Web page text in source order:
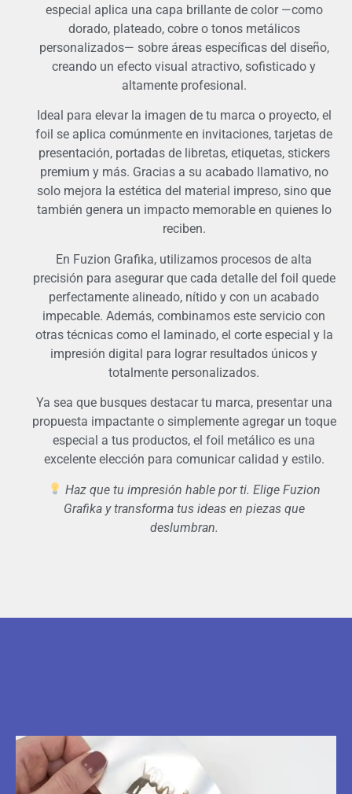
especial aplica una capa brillante de color —como
dorado, plateado, cobre o tonos metálicos
personalizados— sobre áreas específicas del diseño,
creando un efecto visual atractivo, sofisticado y
altamente profesional.
Ideal para elevar la imagen de tu marca o proyecto, el
foil se aplica comúnmente en invitaciones, tarjetas de
presentación, portadas de libretas, etiquetas, stickers
premium y más. Gracias a su acabado llamativo, no
solo mejora la estética del material impreso, sino que
también genera un impacto memorable en quienes lo
reciben.
En Fuzion Grafika, utilizamos procesos de alta
precisión para asegurar que cada detalle del foil quede
perfectamente alineado, nítido y con un acabado
impecable. Además, combinamos este servicio con
otras técnicas como el laminado, el corte especial y la
impresión digital para lograr resultados únicos y
totalmente personalizados.
Ya sea que busques destacar tu marca, presentar una
propuesta impactante o simplemente agregar un toque
especial a tus productos, el foil metálico es una
excelente elección para comunicar calidad y estilo.
Haz que tu impresión hable por ti. Elige Fuzion
Grafika y transforma tus ideas en piezas que
deslumbran.